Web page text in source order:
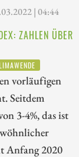
| 04:44
ZAHLEN ÜBER
vorläufigen
Seitdem
3-4%, das ist
Anfang 2020